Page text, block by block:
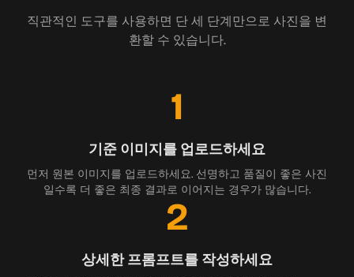
직관적인 도구를 사용하면 단 세 단계만으로 사진을 변
환할 수 있습니다.
1
기준 이미지를 업로드하세요
먼저 원본 이미지를 업로드하세요. 선명하고 품질이 좋은 사진
일수록 더 좋은 최종 결과로 이어지는 경우가 많습니다.
2
상세한 프롬프트를 작성하세요